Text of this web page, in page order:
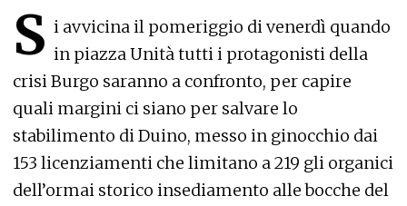
S i avvicina il pomeriggio di venerdì quando
in piazza Unità tutti i protagonisti della
crisi Burgo saranno a confronto, per capire
quali margini ci siano per salvare lo
stabilimento di Duino, messo in ginocchio dai
153 licenziamenti che limitano a 219 gli organici
dell’ormai storico insediamento alle bocche del